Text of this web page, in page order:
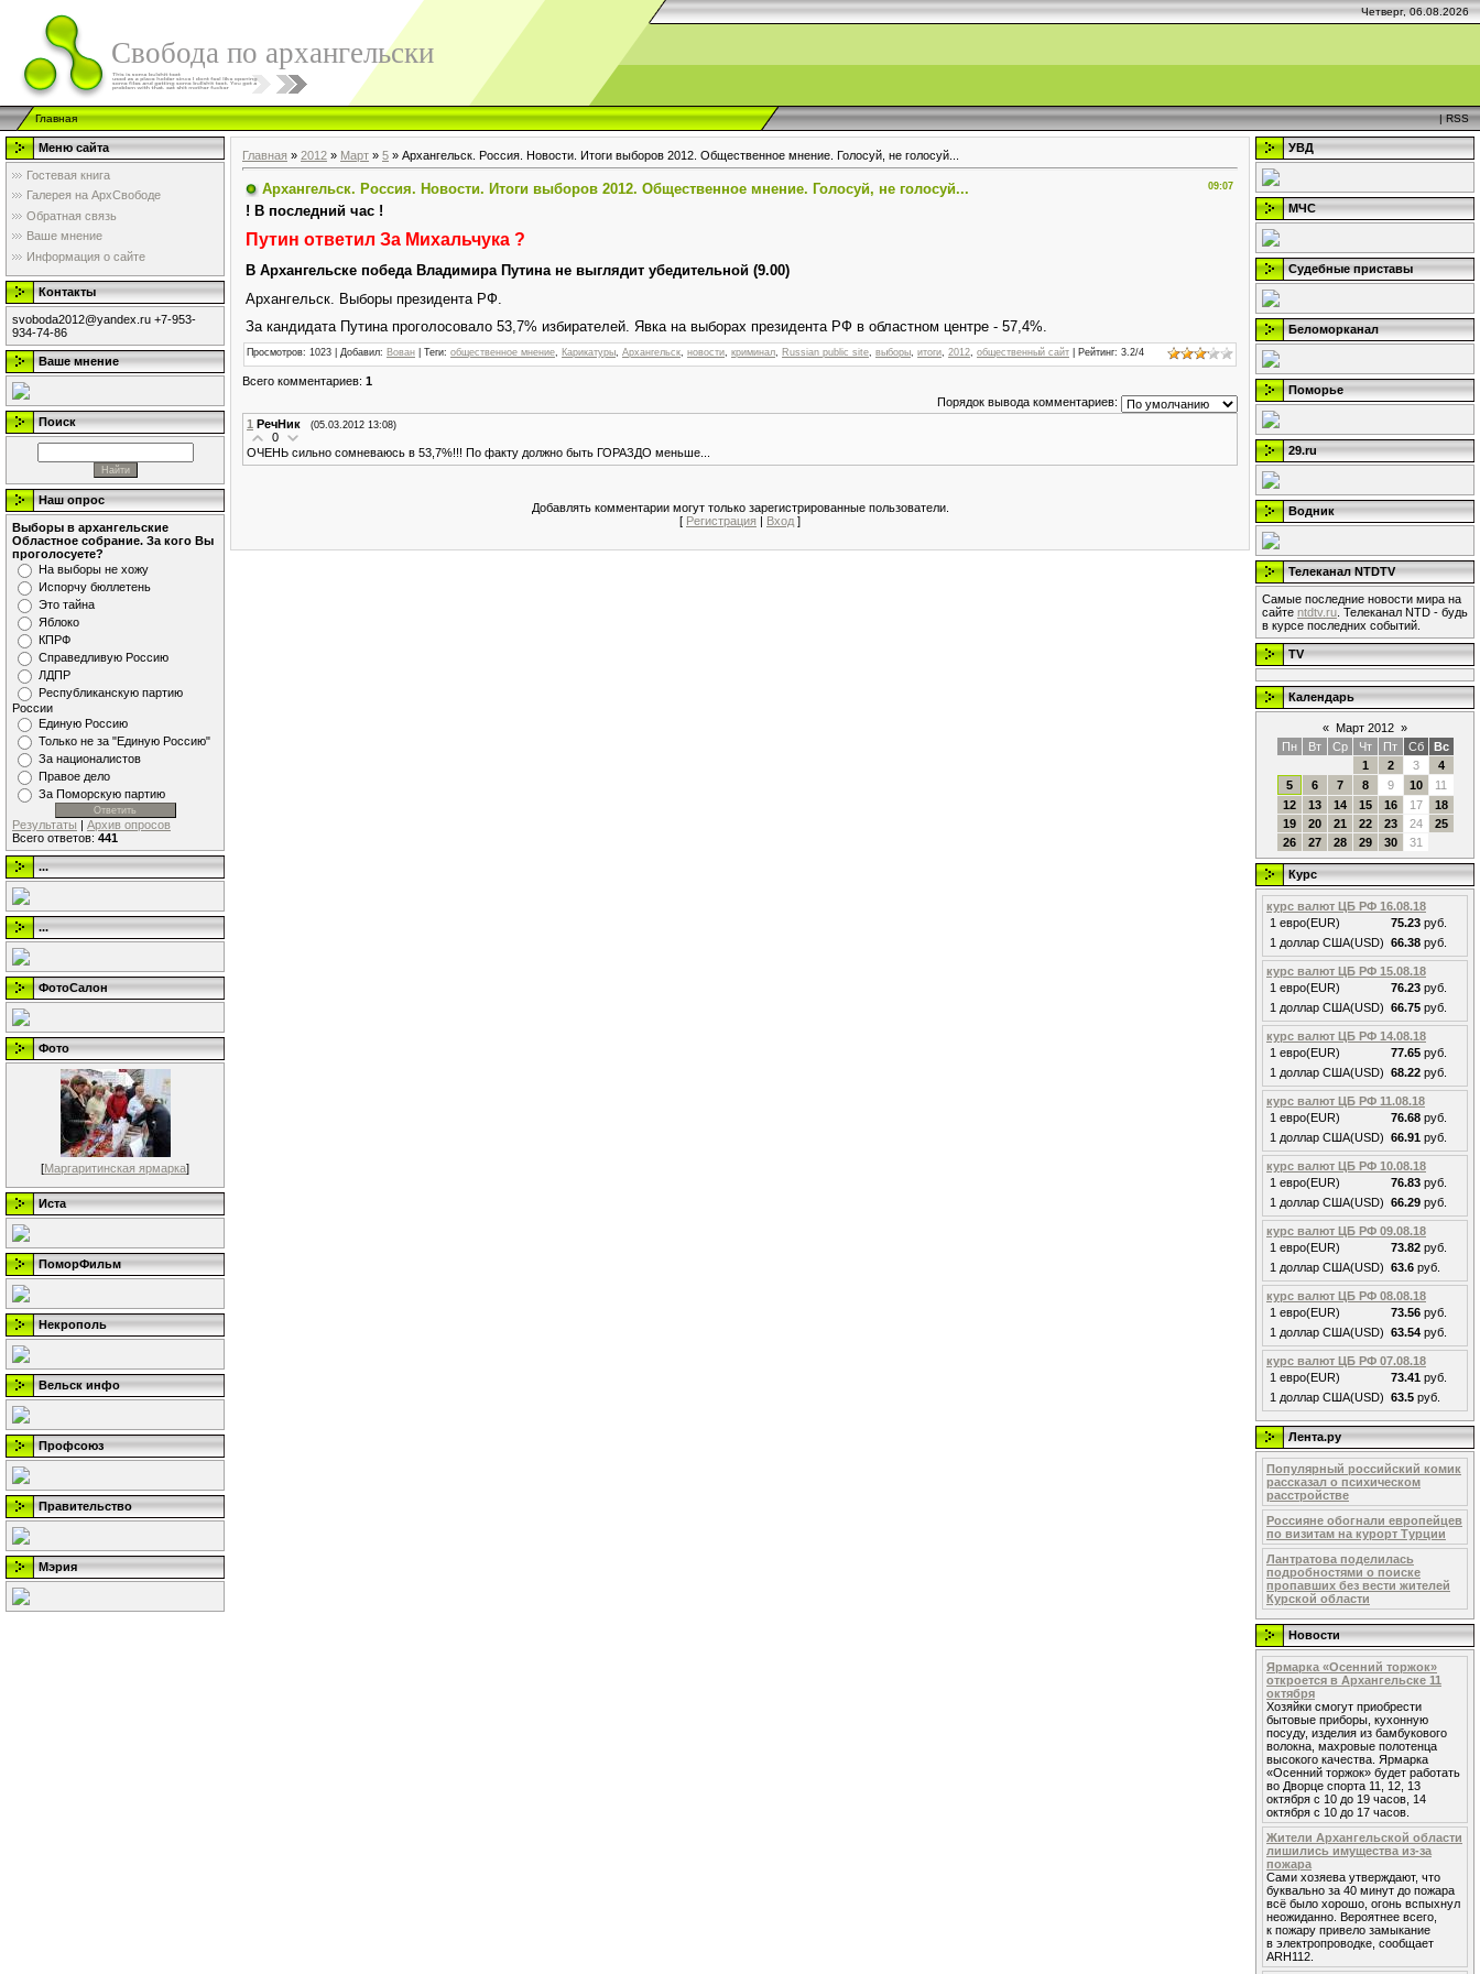
Четверг, 06.08.2026
Свобода по архангельски
Главная |RSS
Меню сайта
Гостевая книга
Галерея на АрхСвободе
Обратная связь
Ваше мнение
Информация о сайте
Контакты
svoboda2012@yandex.ru +7-953-
934-74-86
Ваше мнение
Поиск
Наш опрос
Выборы в архангельские
Областное собрание. За кого Вы
проголосуете?
На выборы не хожу
Испорчу бюллетень
Это тайна
Яблоко
КПРФ
Справедливую Россию
ЛДПР
Республиканскую партию
России
Единую Россию
Только не за "Единую Россию"
За националистов
Правое дело
За Поморскую партию
Результаты | Архив опросов
Всего ответов: 441
...
...
ФотоСалон
Фото
[Маргаритинская ярмарка]
Иста
ПоморФильм
Некрополь
Вельск инфо
Профсоюз
Правительство
Мэрия
Главная » 2012 » Март » 5 » Архангельск. Россия. Новости. Итоги выборов 2012. Общественное мнение. Голосуй, не голосуй...
09:07
Архангельск. Россия. Новости. Итоги выборов 2012. Общественное мнение. Голосуй, не голосуй...
! В последний час !
Путин ответил За Михальчука ?
В Архангельске победа Владимира Путина не выглядит убедительной (9.00)
Архангельск. Выборы президента РФ.
За кандидата Путина проголосовало 53,7% избирателей. Явка на выборах президента РФ в областном центре - 57,4%.
Просмотров: 1023 | Добавил: Вован Теги: общественное мнение Карикатуры Архангельск новости криминал Russian public site выборы итоги 2012 общественный сайт Рейтинг: 3.2/4
Всего комментариев: 1
Порядок вывода комментариев:
1 РечНик (05.03.2012 13:08)
0
ОЧЕНЬ сильно сомневаюсь в 53,7%!!! По факту должно быть ГОРАЗДО меньше...
Добавлять комментарии могут только зарегистрированные пользователи.
[ Регистрация | Вход ]
УВД
МЧС
Судебные приставы
Беломорканал
Поморье
29.ru
Водник
Телеканал NTDTV
Самые последние новости мира на
сайте ntdtv.ru . Телеканал NTD - будь
в курсе последних событий.
TV
Календарь
« Март 2012 »
Пн
Вт Ср Чт Пт Сб
Вс
1
2 3
4
5
6 7 8 9 10
11
12
13 14 15 16 17
18
19
20 21 22 23 24
25
26
27 28 29 30 31
Курс
курс валют ЦБ РФ 16.08.18
1 евро(EUR)
75.23 руб.
1 доллар США(USD) 66.38 руб.
курс валют ЦБ РФ 15.08.18
1 евро(EUR)
76.23 руб.
1 доллар США(USD) 66.75 руб.
курс валют ЦБ РФ 14.08.18
1 евро(EUR)
77.65 руб.
1 доллар США(USD) 68.22 руб.
курс валют ЦБ РФ 11.08.18
1 евро(EUR)
76.68 руб.
1 доллар США(USD) 66.91 руб.
курс валют ЦБ РФ 10.08.18
1 евро(EUR)
76.83 руб.
1 доллар США(USD) 66.29 руб.
курс валют ЦБ РФ 09.08.18
1 евро(EUR)
73.82 руб.
1 доллар США(USD) 63.6 руб.
курс валют ЦБ РФ 08.08.18
1 евро(EUR)
73.56 руб.
1 доллар США(USD) 63.54 руб.
курс валют ЦБ РФ 07.08.18
1 евро(EUR)
73.41 руб.
1 доллар США(USD) 63.5 руб.
Лента.ру
Популярный российский комик
рассказал о психическом
расстройстве
Россияне обогнали европейцев
по визитам на курорт Турции
Лантратова поделилась
подробностями о поиске
пропавших без вести жителей
Курской области
Новости
Ярмарка «Осенний торжок»
откроется в Архангельске 11
октября
Хозяйки смогут приобрести
бытовые приборы, кухонную
посуду, изделия из бамбукового
волокна, махровые полотенца
высокого качества. Ярмарка
«Осенний торжок» будет работать
во Дворце спорта 11, 12, 13
октября с 10 до 19 часов, 14
октября с 10 до 17 часов.
Жители Архангельской области
лишились имущества из-за
пожара
Сами хозяева утверждают, что
буквально за 40 минут до пожара
всё было хорошо, огонь вспыхнул
неожиданно. Вероятнее всего,
к пожару привело замыкание
в электропроводке, сообщает
ARH112.